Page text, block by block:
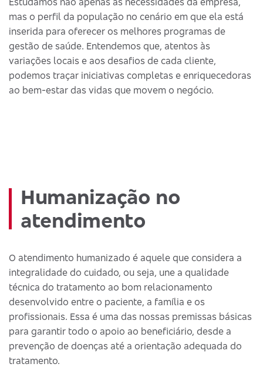
mas o perfil da população no cenário em que ela está
inserida para oferecer os melhores programas de
gestão de saúde. Entendemos que, atentos às
variações locais e aos desafios de cada cliente,
podemos traçar iniciativas completas e enriquecedoras
ao bem-estar das vidas que movem o negócio.
Humanização no
atendimento
O atendimento humanizado é aquele que considera a
integralidade do cuidado, ou seja, une a qualidade
técnica do tratamento ao bom relacionamento
desenvolvido entre o paciente, a família e os
profissionais. Essa é uma das nossas premissas básicas
para garantir todo o apoio ao beneficiário, desde a
prevenção de doenças até a orientação adequada do
tratamento.